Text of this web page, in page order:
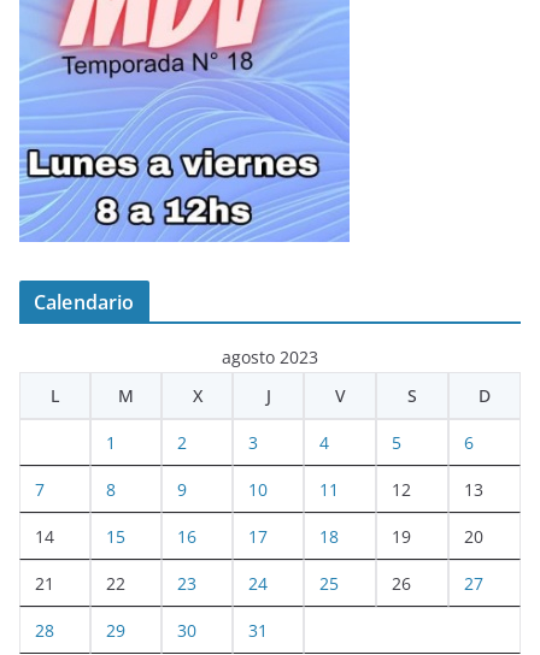
Calendario
agosto 2023
L
M X J V S D
1 2 3 4 5 6
7 8 9 10 11 12 13
14 15 16 17 18 19 20
21 22 23 24 25 26 27
28 29 30 31